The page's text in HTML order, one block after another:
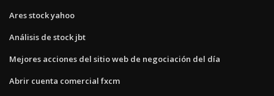
Ares stock yahoo
Análisis de stock jbt
Mejores acciones del sitio web de negociación del día
Abrir cuenta comercial fxcm